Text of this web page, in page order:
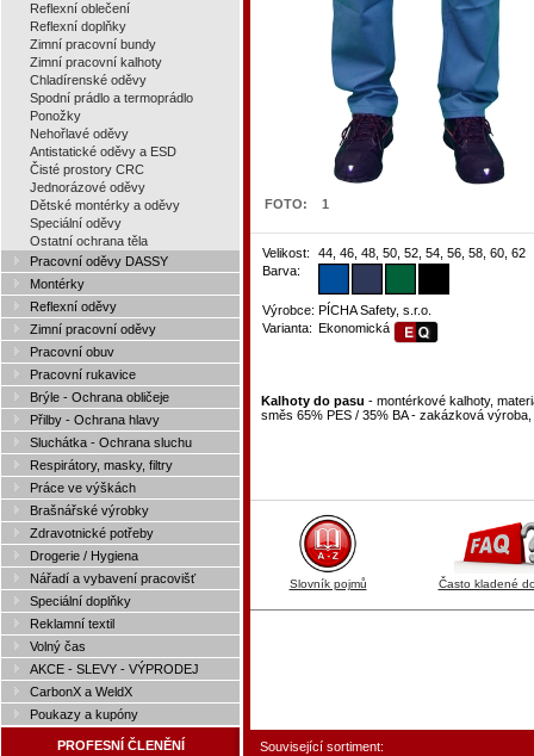
Reflexní oblečení
Reflexní doplňky
Zimní pracovní bundy
Zimní pracovní kalhoty
Chladírenské oděvy
Spodní prádlo a termoprádlo
Ponožky
Nehořlavé oděvy
Antistatické oděvy a ESD
Čisté prostory CRC
Jednorázové oděvy
Dětské montérky a oděvy
Speciální oděvy
Ostatní ochrana těla
Pracovní oděvy DASSY
Montérky
Reflexní oděvy
Zimní pracovní oděvy
Pracovní obuv
Pracovní rukavice
Brýle - Ochrana obličeje
Přilby - Ochrana hlavy
Sluchátka - Ochrana sluchu
Respirátory, masky, filtry
Práce ve výškách
Brašnářské výrobky
Zdravotnické potřeby
Drogerie / Hygiena
Nářadí a vybavení pracovišť
Speciální doplňky
Reklamní textil
Volný čas
AKCE - SLEVY - VÝPRODEJ
CarbonX a WeldX
Poukazy a kupóny
PROFESNÍ ČLENĚNÍ
FOTO: 1
Velikost:
44, 46, 48, 50, 52, 54, 56, 58, 60, 62
Barva:
Výrobce: PÍCHA Safety, s.r.o.
Varianta: Ekonomická
Kalhoty do pasu - montérkové kalhoty,
směs 65% PES / 35% BA - zakázková
Slovník pojmů Často kladené
Související sortiment: